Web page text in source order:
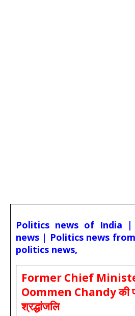
Politics news of India
news | Politics news
politics news,
Former Chief
Oommen Chandy की
श्रद्धांजलि